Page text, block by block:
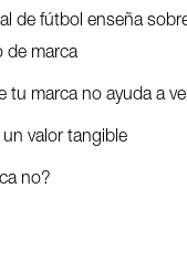
de fútbol enseña
de marca
tu marca no ayuda a
valor tangible
no?